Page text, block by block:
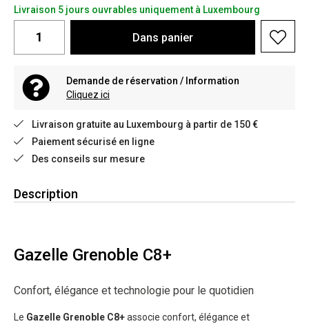
Livraison 5 jours ouvrables uniquement à Luxembourg
Dans panier
Demande de réservation / Information
Cliquez ici
Livraison gratuite au Luxembourg à partir de 150 €
Paiement sécurisé en ligne
Des conseils sur mesure
Description
Gazelle Grenoble C8+
Confort, élégance et technologie pour le quotidien
Le Gazelle Grenoble C8+associe confort, élégance et